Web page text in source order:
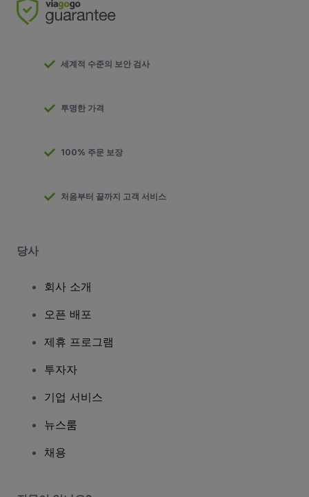
세계적 수준의 보안 검사
투명한 가격
100% 주문 보장
처음부터 끝까지 고객 서비스
당사
회사 소개
오픈 배포
제휴 프로그램
투자자
기업 서비스
뉴스룸
채용